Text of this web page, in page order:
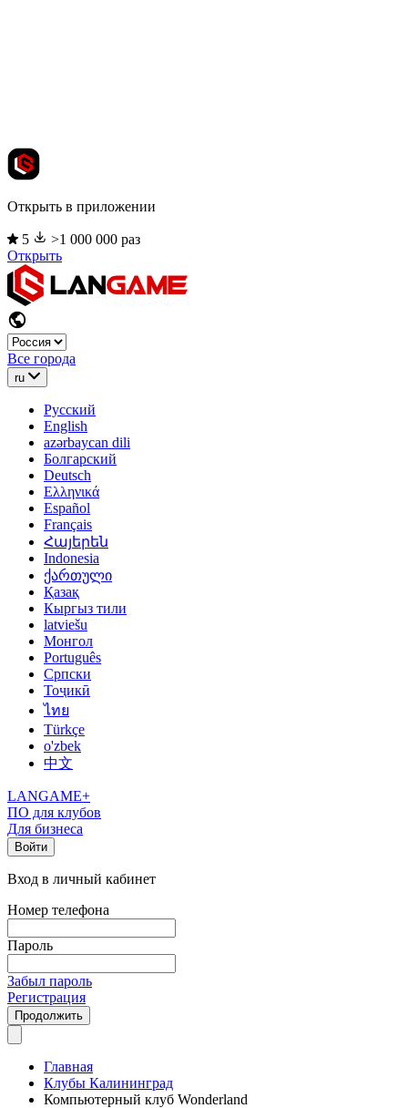
Открыть в приложении
5
>1 000 000 раз
Открыть
Все города
ru
Русский
English
azərbaycan dili
Болгарский
Deutsch
Ελληνικά
Español
Français
Հայերեն
Indonesia
ქართული
Қазақ
Кыргыз тили
latviešu
Монгол
Português
Српски
Тоҷикӣ
ไทย
Türkçe
o'zbek
中文
LANGAME+
ПО для клубов
Для бизнеса
Войти
Вход в личный кабинет
Номер телефона
Пароль
Забыл пароль
Регистрация
Продолжить
Главная
Клубы Калининград
Компьютерный клуб Wonderland